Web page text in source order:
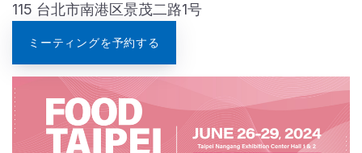
115 台北市南港区景茂二路1号
ミーティングを予約する